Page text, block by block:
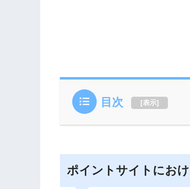
目次 [表示]
ポイントサイトにお